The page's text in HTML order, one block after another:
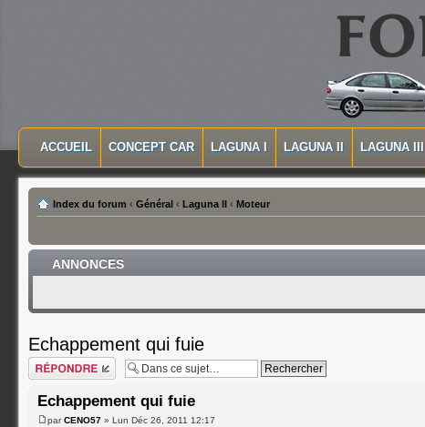
MENU PRINCIPAL
ACCUEIL CONCEPT CAR LAGUNA I LAGUNA II LAGUNA III
Index du forum ‹ Général ‹ Laguna II ‹ Moteur
ANNONCES
Echappement qui fuie
Répondre
Echappement qui fuie
parCENO57 » Lun Déc 26, 2011 12:17